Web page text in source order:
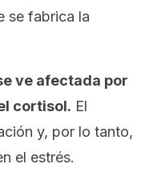
se fabrica la
ve afectada por
cortisol. El
y, por lo tanto,
el estrés.